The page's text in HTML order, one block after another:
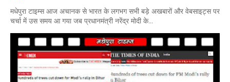
मधेपुरा टाइम्स आज अचानक से भारत के लगभग सभी बड़े अखबारों और वेबसाइट्स पर
चर्चा में उस समय आ गया जब प्रधानमंत्री नरेंद्र मोदी के...